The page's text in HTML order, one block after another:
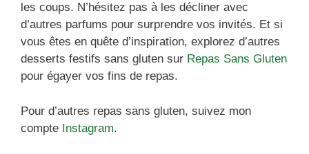
les coups. N’hésitez pas à les décliner avec
d’autres parfums pour surprendre vos invités. Et si
vous êtes en quête d’inspiration, explorez d’autres
desserts festifs sans gluten sur Repas Sans Gluten
pour égayer vos fins de repas.
Pour d’autres repas sans gluten, suivez mon
compte Instagram.